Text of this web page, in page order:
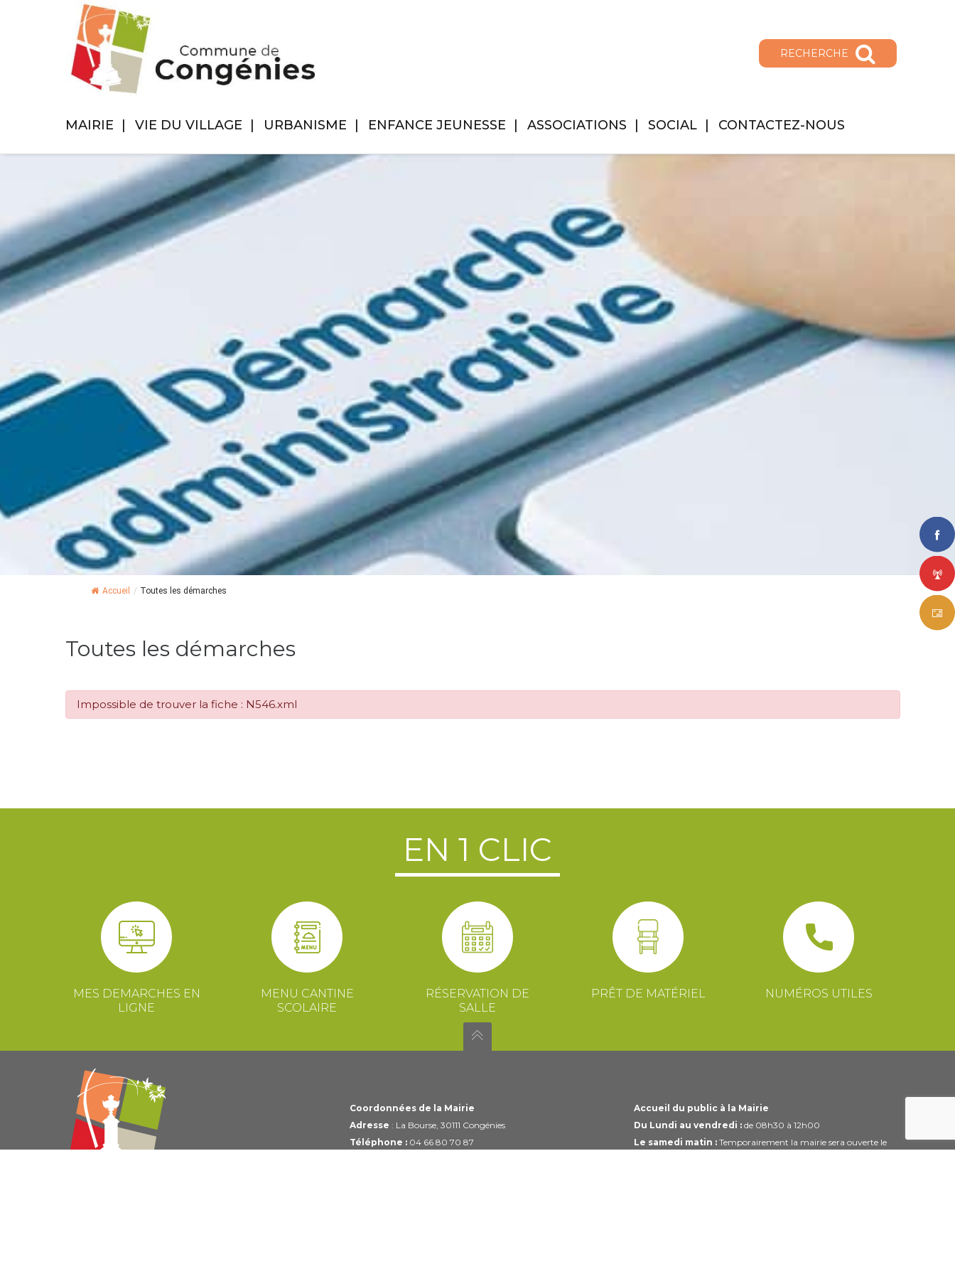
RECHERCHE
MAIRIE VIE DU VILLAGE URBANISME ENFANCE JEUNESSE ASSOCIATIONS SOCIAL CONTACTEZ-NOUS
Accueil / Toutes les démarches
Toutes les démarches
Impossible de trouver la fiche : N546.xml
EN 1 CLIC
MES DEMARCHES EN
LIGNE
MENU CANTINE
SCOLAIRE
RÉSERVATION DE
SALLE
PRÊT DE MATÉRIEL NUMÉROS UTILES
Coordonnées de la Mairie
Adresse : La Bourse, 30111 Congénies
Téléphone :04 66 80 70 87
Accueil du public à la Mairie
Du Lundi au vendredi :de 08h30 à 12h00
Le samedi matin :Temporairement la mairie sera ouverte le